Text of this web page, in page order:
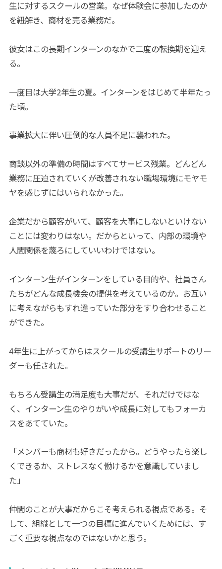
生に対するスクールの営業。なぜ体験会に参加したのか
を紐解き、商材を売る業務だ。
彼女はこの長期インターンのなかで二度の転換期を迎え
る。
一度目は大学2年生の夏。インターンをはじめて半年たっ
た頃。
事業拡大に伴い圧倒的な人員不足に襲われた。
商談以外の準備の時間はすべてサービス残業。どんどん
業務に圧迫されていくが改善されない職場環境にモヤモ
ヤを感じずにはいられなかった。
企業だから顧客がいて、顧客を大事にしないといけない
ことには変わりはない。だからといって、内部の環境や
人間関係を蔑ろにしていいわけではない。
インターン生がインターンをしている目的や、社員さん
たちがどんな成長機会の提供を考えているのか。お互い
に考えながらもすれ違っていた部分をすり合わせること
ができた。
4年生に上がってからはスクールの受講生サポートのリー
ダーも任された。
もちろん受講生の満足度も大事だが、それだけではな
く、インターン生のやりがいや成長に対してもフォーカ
スをあてていた。
「メンバーも商材も好きだったから。どうやったら楽し
くできるか、ストレスなく働けるかを意識していまし
た」
仲間のことが大事だからこそ考えられる視点である。そ
して、組織として一つの目標に進んでいくためには、す
ごく重要な視点なのではないかと思う。